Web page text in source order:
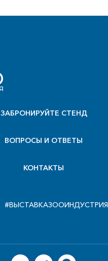
ЗАБРОНИРУЙТЕ СТЕНД
ВОПРОСЫ И ОТВЕТЫ
КОНТАКТЫ
#ВЫСТАВКАЗООИНДУСТРИЯ